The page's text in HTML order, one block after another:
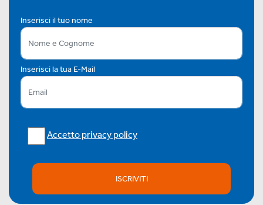
Inserisci il tuo nome
Inserisci la tua E-Mail
Accetto privacy policy
ISCRIVITI